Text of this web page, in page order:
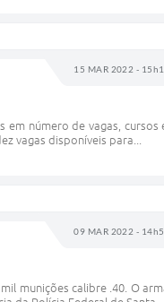
15 MAR 2022 -
número de vagas, cursos
vagas disponíveis para...
09 MAR 2022 -
munições calibre .40. O